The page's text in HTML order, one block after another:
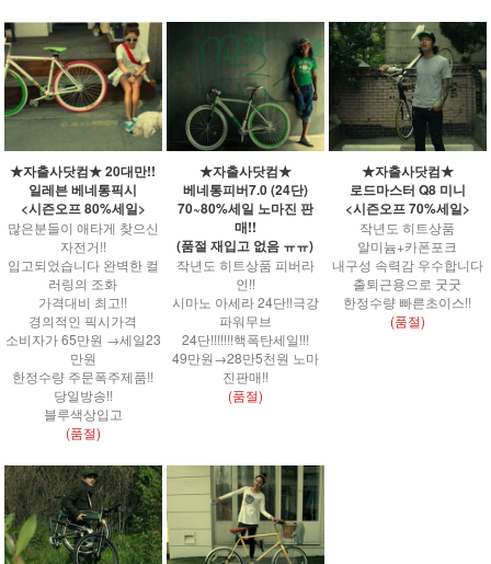
★자출사닷컴★ 20대만!!
일레븐 베네통픽시
<시즌오프 80%세일>
많은분들이 애타게 찾으신
자전거!!
입고되었습니다 완벽한 컬
러링의 조화
가격대비 최고!!
경의적인 픽시가격
소비자가 65만원 →세일23
만원
한정수량 주문폭주제품!!
당일방송!!
블루색상입고
(품절)
★자출사닷컴★
베네통피버7.0 (24단)
70~80%세일 노마진 판
매!!
(품절 재입고 없음 ㅠㅠ)
작년도 히트상품 피버라
인!!
시마노 아세라 24단!!극강
파워무브
24단!!!!!!!핵폭탄세일!!!
49만원→28만5천원 노마
진판매!!
(품절)
★자출사닷컴★
로드마스터 Q8 미니
<시즌오프 70%세일>
작년도 히트상품
알미늄+카폰포크
내구성 속력감 우수합니다
출퇴근용으로 굿굿
한정수량 빠른초이스!!
(품절)